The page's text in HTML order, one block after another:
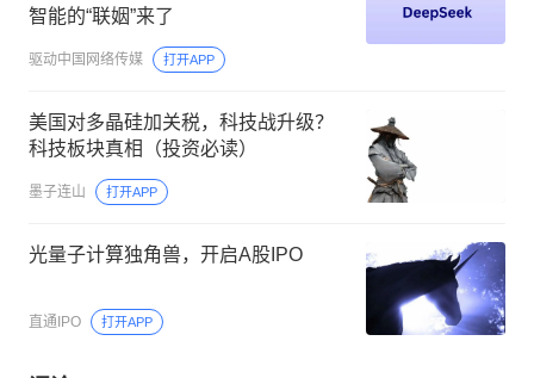
智能的“联姻”来了
驱动中国网络传媒 打开APP
美国对多晶硅加关税，科技战升级？
科技板块真相（投资必读）
墨子连山 打开APP
光量子计算独角兽，开启A股IPO
直通IPO 打开APP